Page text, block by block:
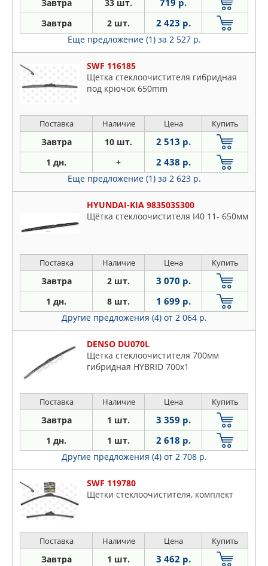
Завтра 33 шт. 719 р.
Завтра 2 шт. 2 423 р.
Еще предложение (1) за 2 527 р.
SWF 116185
Щетка стеклоочистителя гибридная
под крючок 650mm
Поставка Наличие Цена Купить
Завтра 10 шт. 2 513 р.
1 дн. + 2 438 р.
Еще предложение (1) за 2 623 р.
HYUNDAI-KIA 983503S300
Щётка стеклоочистителя I40 11- 650мм
Поставка Наличие Цена Купить
Завтра 2 шт. 3 070 р.
1 дн. 8 шт. 1 699 р.
Другие предложения (4) от 2 064 р.
DENSO DU070L
Щетка стеклоочистителя 700мм
гибридная HYBRID 700x1
Поставка Наличие Цена Купить
Завтра 1 шт. 3 359 р.
1 дн. 1 шт. 2 618 р.
Другие предложения (4) от 2 708 р.
SWF 119780
Щетки стеклоочистителя, комплект
Поставка Наличие Цена Купить
Завтра 1 шт. 3 462 р.